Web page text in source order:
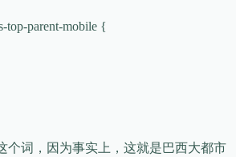
top-parent-mobile {
个词，因为事实上，这就是巴西大都市